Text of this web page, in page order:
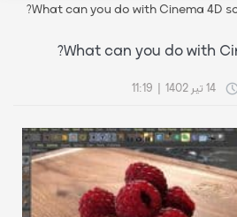
What can you do with Cinema 4D
What can you do with
14 تیر 1402 11:19